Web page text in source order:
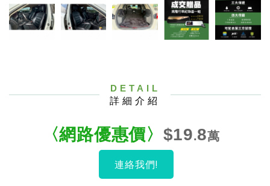
DETAIL
詳細介紹
〈網路優惠價〉 $19.8萬
連絡我們!